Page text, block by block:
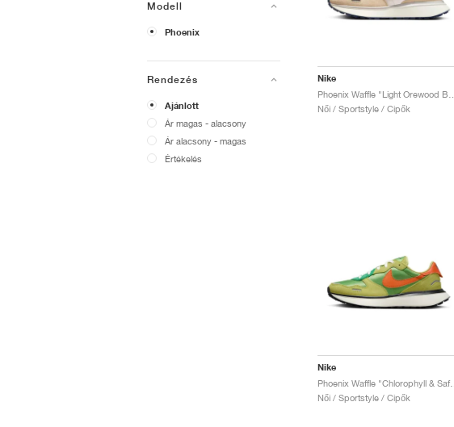
Modell
Phoenix
Rendezés
Ajánlott
Ár magas - alacsony
Ár alacsony - magas
Értékelés
Nike
Női / Sportstyle / Cipők
Nike
Phoenix Waffle "Chlorophyll & Safety Orange"
Női / Sportstyle / Cipők